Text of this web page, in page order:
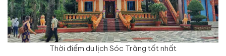
Thời điểm du lịch Sóc Trăng tốt nhất